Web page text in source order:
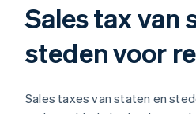
Sales tax van
steden voor
Sales taxes van staten en